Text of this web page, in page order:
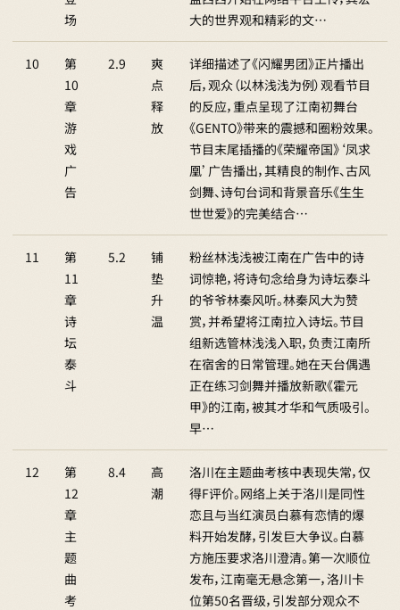
场
大的世界观和精彩的文…
10
第
10
章
游
戏
广
告
2.9
爽
点
释
放
详细描述了《闪耀男团》正片播出
后，观众（以林浅浅为例）观看节目
的反应，重点呈现了江南初舞台
《GENTO》带来的震撼和圈粉效果。
节目末尾插播的《荣耀帝国》‘凤求
凰’广告播出，其精良的制作、古风
剑舞、诗句台词和背景音乐《生生
世世爱》的完美结合…
11
第
11
章
诗
坛
泰
斗
5.2
铺
垫
升
温
粉丝林浅浅被江南在广告中的诗
词惊艳，将诗句念给身为诗坛泰斗
的爷爷林秦风听。林秦风大为赞
赏，并希望将江南拉入诗坛。节目
组新选管林浅浅入职，负责江南所
在宿舍的日常管理。她在天台偶遇
正在练习剑舞并播放新歌《霍元
甲》的江南，被其才华和气质吸引。
早…
12
第
12
章
主
题
曲
考
8.4
高
潮
洛川在主题曲考核中表现失常，仅
得F评价。网络上关于洛川是同性
恋且与当红演员白慕有恋情的爆
料开始发酵，引发巨大争议。白慕
方施压要求洛川澄清。第一次顺位
发布，江南毫无悬念第一，洛川卡
位第50名晋级，引发部分观众不